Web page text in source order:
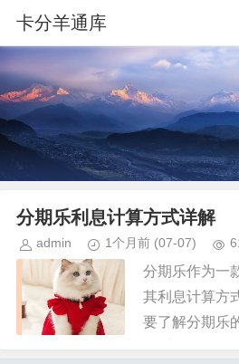
卡分羊通库
分期乐利息计算方式详解
admin 1个月前 (07-07)
分期乐作为一
其利息计算方
要了解分期乐